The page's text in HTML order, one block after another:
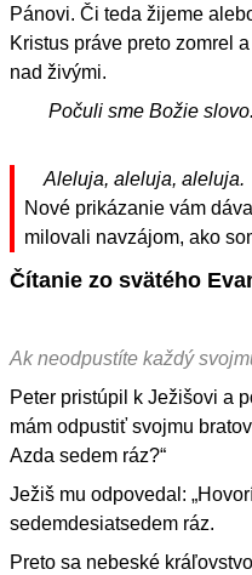
Pánovi. Či teda žijeme
Kristus práve preto zomrel
nad živými.
Počuli sme Božie slovo.
Aleluja, aleluja, aleluja.
Nové prikázanie vám
milovali navzájom, ako
Čítanie zo svätého
Ak neodpustíte každý
Peter pristúpil k Ježišovi a
mám odpustiť svojmu
Azda sedem ráz?“
Ježiš mu odpovedal:
sedemdesiatsedem ráz.
Preto sa nebeské